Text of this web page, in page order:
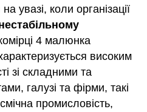
увазі, коли організації
4 малюнка
високим
зі складними та
галузі та фірми, такі
промисловість,